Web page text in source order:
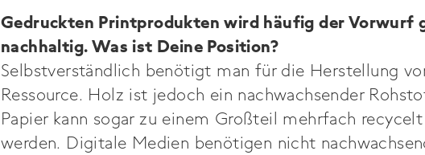
Gedruckten Printprodukten wird häufig der Vorwurf
nachhaltig. Was ist Deine Position?
Selbstverständlich benötigt man für die Herstellung
Ressource. Holz ist jedoch ein nachwachsender
Papier kann sogar zu einem Großteil mehrfach
werden. Digitale Medien benötigen nicht